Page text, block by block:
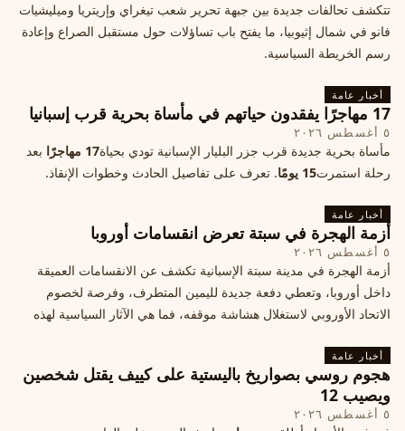
تتكشف تحالفات جديدة بين جبهة تحرير شعب تيغراي وإريتريا وميليشيات
فانو في شمال إثيوبيا، ما يفتح باب تساؤلات حول مستقبل الصراع وإعادة
رسم الخريطة السياسية.
أخبار عامة
17 مهاجرًا يفقدون حياتهم في مأساة بحرية قرب إسبانيا
٥ أغسطس ٢٠٢٦
مأساة بحرية جديدة قرب جزر البليار الإسبانية تودي بحياة17 مهاجرًا
بعد
رحلة استمرت15 يومًا . تعرف على تفاصيل الحادث وخطوات الإنقاذ.
أخبار عامة
أزمة الهجرة في سبتة تعرض انقسامات أوروبا
٥ أغسطس ٢٠٢٦
أزمة الهجرة في مدينة سبتة الإسبانية تكشف عن الانقسامات العميقة
داخل أوروبا، وتعطي دفعة جديدة لليمين المتطرف، وفرصة لخصوم
الاتحاد الأوروبي لاستغلال هشاشة موقفه، فما هي الآثار السياسية لهذه
أخبار عامة
هجوم روسي بصواريخ باليستية على كييف يقتل شخصين
ويصيب 12
٥ أغسطس ٢٠٢٦